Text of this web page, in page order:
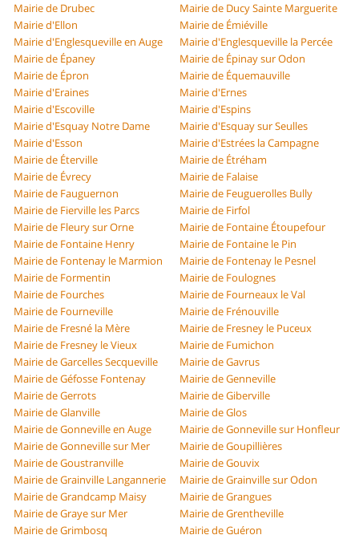
Mairie de Drubec
Mairie de Ducy Sainte Marguerite
Mairie d'Ellon
Mairie de Émiéville
Mairie d'Englesqueville en Auge
Mairie d'Englesqueville la Percée
Mairie de Épaney
Mairie de Épinay sur Odon
Mairie de Épron
Mairie de Équemauville
Mairie d'Eraines
Mairie d'Ernes
Mairie d'Escoville
Mairie d'Espins
Mairie d'Esquay Notre Dame
Mairie d'Esquay sur Seulles
Mairie d'Esson
Mairie d'Estrées la Campagne
Mairie de Éterville
Mairie de Étréham
Mairie de Évrecy
Mairie de Falaise
Mairie de Fauguernon
Mairie de Feuguerolles Bully
Mairie de Fierville les Parcs
Mairie de Firfol
Mairie de Fleury sur Orne
Mairie de Fontaine Étoupefour
Mairie de Fontaine Henry
Mairie de Fontaine le Pin
Mairie de Fontenay le Marmion
Mairie de Fontenay le Pesnel
Mairie de Formentin
Mairie de Foulognes
Mairie de Fourches
Mairie de Fourneaux le Val
Mairie de Fourneville
Mairie de Frénouville
Mairie de Fresné la Mère
Mairie de Fresney le Puceux
Mairie de Fresney le Vieux
Mairie de Fumichon
Mairie de Garcelles Secqueville
Mairie de Gavrus
Mairie de Géfosse Fontenay
Mairie de Genneville
Mairie de Gerrots
Mairie de Giberville
Mairie de Glanville
Mairie de Glos
Mairie de Gonneville en Auge
Mairie de Gonneville sur Honfleur
Mairie de Gonneville sur Mer
Mairie de Goupillières
Mairie de Goustranville
Mairie de Gouvix
Mairie de Grainville Langannerie
Mairie de Grainville sur Odon
Mairie de Grandcamp Maisy
Mairie de Grangues
Mairie de Graye sur Mer
Mairie de Grentheville
Mairie de Grimbosq
Mairie de Guéron